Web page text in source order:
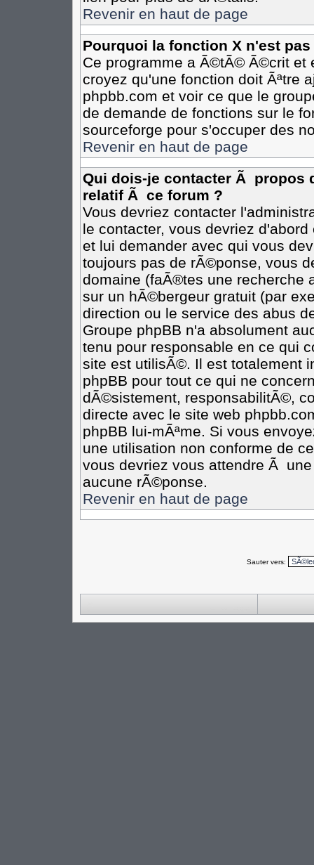
Revenir en haut de page
Pourquoi la fonction X n'est
Ce programme a Ã©tÃ© Ã©crit et
croyez qu'une fonction doit Ãªtre
phpbb.com et voir ce que le
de demande de fonctions sur le
sourceforge pour s'occuper des
Revenir en haut de page
Qui dois-je contacter Ã propos
relatif Ã ce forum ?
Vous devriez contacter
le contacter, vous devriez
et lui demander avec qui vous
toujours pas de rÃ©ponse, vous
domaine (faÃ®tes une recherche
sur un hÃ©bergeur gratuit (par
direction ou le service des abus
Groupe phpBB n'a absolument
tenu pour responsable en ce qui
site est utilisÃ©. Il est totalement
phpBB pour tout ce qui ne
dÃ©sistement, responsabilitÃ©,
directe avec le site web
phpBB lui-mÃªme. Si vous
une utilisation non conforme de
vous devriez vous attendre Ã
aucune rÃ©ponse.
Revenir en haut de page
Sauter vers: